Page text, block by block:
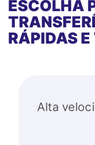
ESCOLHA
RÁPIDAS
Alta